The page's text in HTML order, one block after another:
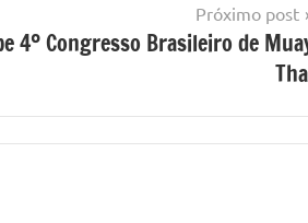
Próximo post
4º Congresso Brasileiro de